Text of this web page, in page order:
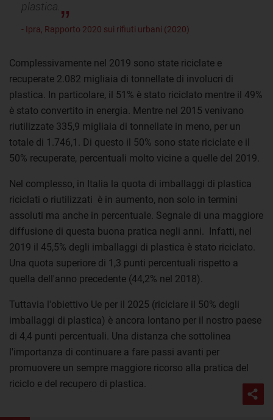
plastica.
- Ipra, Rapporto 2020 sui rifiuti urbani (2020)
Complessivamente nel 2019 sono state riciclate e
recuperate 2.082 migliaia di tonnellate di involucri di
plastica. In particolare, il 51% è stato riciclato mentre il 49%
è stato convertito in energia. Mentre nel 2015 venivano
riutilizzate 335,9 migliaia di tonnellate in meno, per un
totale di 1.746,1. Di questo il 50% sono state riciclate e il
50% recuperate, percentuali molto vicine a quelle del 2019.
Nel complesso, in Italia la quota di imballaggi di plastica
riciclati o riutilizzati è in aumento, non solo in termini
assoluti ma anche in percentuale. Segnale di una maggiore
diffusione di questa buona pratica negli anni. Infatti, nel
2019 il 45,5% degli imballaggi di plastica è stato riciclato.
Una quota superiore di 1,3 punti percentuali rispetto a
quella dell'anno precedente (44,2% nel 2018).
Tuttavia l'obiettivo Ue per il 2025 (riciclare il 50% degli
imballaggi di plastica) è ancora lontano per il nostro paese
di 4,4 punti percentuali. Una distanza che sottolinea
l'importanza di continuare a fare passi avanti per
promuovere un sempre maggiore ricorso alla pratica del
riciclo e del recupero di plastica.